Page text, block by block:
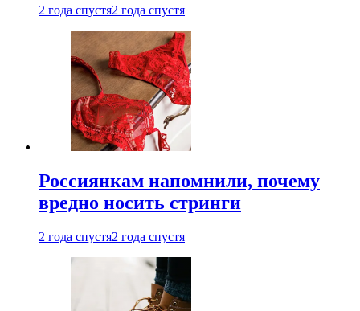
2 года спустя2 года спустя
Россиянкам напомнили, почему
вредно носить стринги
2 года спустя2 года спустя